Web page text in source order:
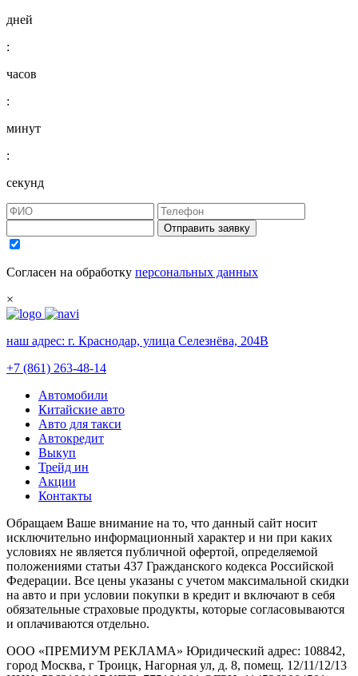
дней
:
часов
:
минут
:
секунд
Отправить заявку
Согласен на обработку персональных данных
×
наш адрес: г. Краснодар, улица Селезнёва, 204В
+7 (861) 263-48-14
Автомобили
Китайские авто
Авто для такси
Автокредит
Выкуп
Трейд ин
Акции
Контакты
Обращаем Ваше внимание на то, что данный сайт носит
исключительно информационный характер и ни при каких
условиях не является публичной офертой, определяемой
положениями статьи 437 Гражданского кодекса Российской
Федерации. Все цены указаны с учетом максимальной скидки
на авто и при условии покупки в кредит и включают в себя
обязательные страховые продукты, которые согласовываются
и оплачиваются отдельно.
ООО «ПРЕМИУМ РЕКЛАМА» Юридический адрес: 108842,
город Москва, г Троицк, Нагорная ул, д. 8, помещ. 12/11/12/13